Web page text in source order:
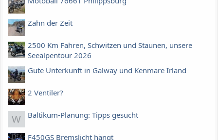
Zahn der Zeit
2500 Km Fahren, Schwitzen und Staunen, unsere
Seealpentour 2026
Gute Unterkunft in Galway und Kenmare Irland
2 Ventiler?
W Baltikum-Planung: Tipps gesucht
F450GS Bremslicht hängt